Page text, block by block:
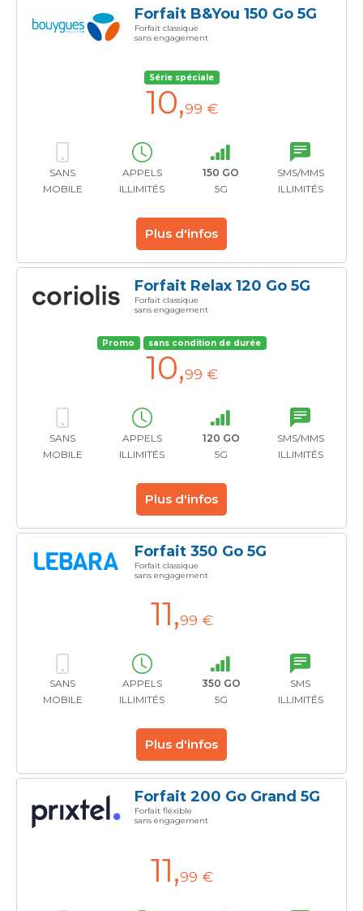
Forfait B&You 150 Go 5G
Forfait classique
sans engagement
Série spéciale
10,99 €
SANS
MOBILE
APPELS
ILLIMITÉS
150 GO
5G
SMS/MMS
ILLIMITÉS
Plus d'infos
Forfait Relax 120 Go 5G
Forfait classique
sans engagement
Promo sans condition de durée
10,99 €
SANS
MOBILE
APPELS
ILLIMITÉS
120 GO
5G
SMS/MMS
ILLIMITÉS
Plus d'infos
Forfait 350 Go 5G
Forfait classique
sans engagement
11,99 €
SANS
MOBILE
APPELS
ILLIMITÉS
350 GO
5G
SMS
ILLIMITÉS
Plus d'infos
Forfait 200 Go Grand 5G
Forfait fléxible
sans engagement
11,99 €